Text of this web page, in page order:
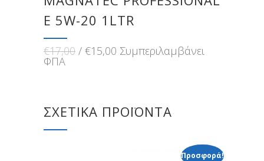
E 5W-20 1LTR
€17,00Original
€15,00 Η
τρέχουσα
Συμπεριλαμβάνει
ΦΠΑ
ΣΧΕΤΙΚΆ ΠΡΟΪΌΝΤΑ
Προσφορά!